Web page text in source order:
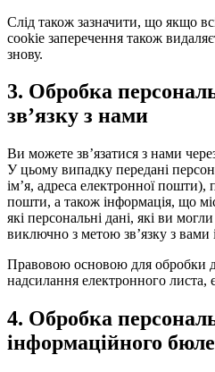
Слід також зазначити, що якщо
cook­ie заперечення також
знову.
3. Обробка
зв’язку з нами
Ви можете зв’язатися з нами
У цьому випадку передані
ім’я, адреса електронної пошти),
пошти, а також інформація, що
які персональні дані, які ви
виключно з метою зв’язку з вами
Правовою основою для обробки
надсилання електронного листа,
4. Обробка
інформаційного